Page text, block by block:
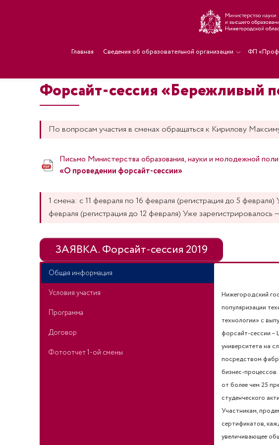
Главная Сведения об образовательной организации ФП
Форсайт-сессия «Бережливый
По вопросам участия в сменах обращаться к Кирилову
Письмо Министерства образования, науки и молодежной
«О проведении форсайт-сессии»
1 смена: с 11 февраля по 16 февраля (регистрация до 5 февраля)
февраля (регистрация до 12 февраля) Уже зарегистрировалось
ЗАЯВКА. Форсайт-сессия 2019
Общая информация
Условия участия
Программа
Договор
Фотоотчет 1-ой смены
Нижегородский
популяризации
технологии» с
форсайт-сессии –
университета на
посредством
бизнес-
от более чем 25
студенческого
Участникам,
сертификатов,
увеличивающее